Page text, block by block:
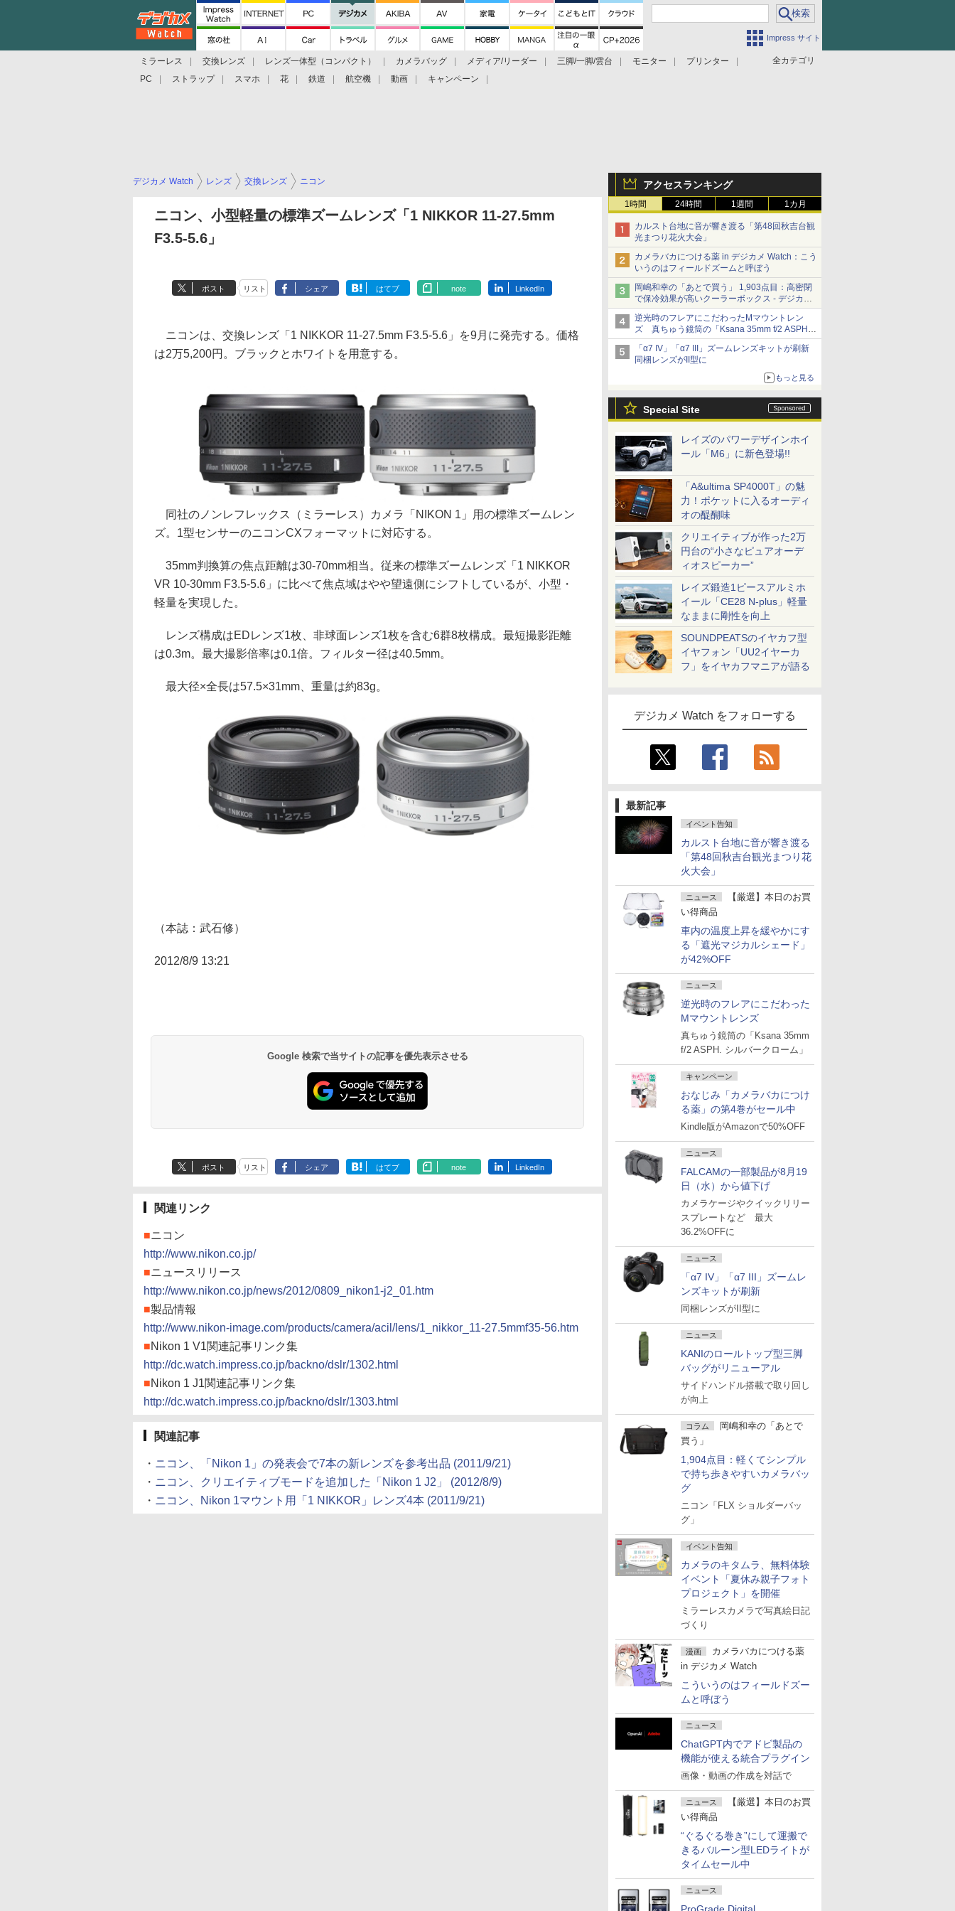
Impress サイト
全カテゴリ
ミラーレス 交換レンズ レンズ一体型（コンパクト） カメラバッグ メディア/リーダー 三脚/一脚/雲台 モニター
プリンター
PC
ストラップ スマホ 花 鉄道 航空機 動画 キャンペーン
アクセスランキング
1時間 24時間 1週間 1カ月
カルスト台地に音が響き渡る「第48回秋吉台観
光まつり花火大会」
カメラバカにつける薬 in デジカメ Watch：こう
いうのはフィールドズームと呼ぼう
岡嶋和幸の「あとで買う」 1,903点目：高密閉
で保冷効果が高いクーラーボックス - デジカメ
Watch
逆光時のフレアにこだわったMマウントレン
ズ 真ちゅう鏡筒の「Ksana 35mm f/2 ASPH.
シルバークローム」
「α7 IV」「α7 III」ズームレンズキットが刷新
同梱レンズがII型に
もっと見る
Special Site
レイズのパワーデザインホイ
ール「M6」に新色登場!!
「A&ultima SP4000T」の魅
力！ポケットに入るオーディ
オの醍醐味
クリエイティブが作った2万
円台の“小さなピュアオーデ
ィオスピーカー”
レイズ鍛造1ピースアルミホ
イール「CE28 N-plus」軽量
なままに剛性を向上
SOUNDPEATSのイヤカフ型
イヤフォン「UU2イヤーカ
フ」をイヤカフマニアが語る
デジカメ Watch をフォローする
最新記事
イベント告知
カルスト台地に音が響き渡る
「第48回秋吉台観光まつり花
火大会」
ニュース
【厳選】本日のお買
い得商品
車内の温度上昇を緩やかにす
る「遮光マジカルシェード」
が42%OFF
ニュース
逆光時のフレアにこだわった
Mマウントレンズ
真ちゅう鏡筒の「Ksana 35mm
f/2 ASPH. シルバークローム」
キャンペーン
おなじみ「カメラバカにつけ
る薬」の第4巻がセール中
Kindle版がAmazonで50%OFF
ニュース
FALCAMの一部製品が8月19
日（水）から値下げ
カメラケージやクイックリリー
スプレートなど 最大
36.2%OFFに
ニュース
「α7 IV」「α7 III」ズームレ
ンズキットが刷新
同梱レンズがII型に
ニュース
KANIのロールトップ型三脚
バッグがリニューアル
サイドハンドル搭載で取り回し
が向上
コラム
岡嶋和幸の「あとで
買う」
1,904点目：軽くてシンプル
で持ち歩きやすいカメラバッ
グ
ニコン「FLX ショルダーバッ
グ」
イベント告知
カメラのキタムラ、無料体験
イベント「夏休み親子フォト
プロジェクト」を開催
ミラーレスカメラで写真絵日記
づくり
漫画
カメラバカにつける薬
in デジカメ Watch
こういうのはフィールドズー
ムと呼ぼう
ニュース
ChatGPT内でアドビ製品の
機能が使える統合プラグイン
画像・動画の作成を対話で
ニュース
【厳選】本日のお買
い得商品
“ぐるぐる巻き”にして運搬で
きるバルーン型LEDライトが
タイムセール中
ニュース
デジカメ Watch レンズ 交換レンズ ニコン
ニコン、小型軽量の標準ズームレンズ「1 NIKKOR 11-27.5mm
F3.5-5.6」
ポスト リスト シェア はてブ note LinkedIn
ニコンは、交換レンズ「1 NIKKOR 11-27.5mm F3.5-5.6」を9月に発売する。価格
は2万5,200円。ブラックとホワイトを用意する。
同社のノンレフレックス（ミラーレス）カメラ「NIKON 1」用の標準ズームレン
ズ。1型センサーのニコンCXフォーマットに対応する。
35mm判換算の焦点距離は30-70mm相当。従来の標準ズームレンズ「1 NIKKOR
VR 10-30mm F3.5-5.6」に比べて焦点域はやや望遠側にシフトしているが、小型・
軽量を実現した。
レンズ構成はEDレンズ1枚、非球面レンズ1枚を含む6群8枚構成。最短撮影距離
は0.3m。最大撮影倍率は0.1倍。フィルター径は40.5mm。
最大径×全長は57.5×31mm、重量は約83g。
（本誌：武石修）
2012/8/9 13:21
Google 検索で当サイトの記事を優先表示させる
ポスト リスト シェア はてブ note LinkedIn
関連リンク
■ニコン
http://www.nikon.co.jp/
■ニュースリリース
http://www.nikon.co.jp/news/2012/0809_nikon1-j2_01.htm
■製品情報
http://www.nikon-image.com/products/camera/acil/lens/1_nikkor_11-27.5mmf35-56.htm
■Nikon 1 V1関連記事リンク集
http://dc.watch.impress.co.jp/backno/dslr/1302.html
■Nikon 1 J1関連記事リンク集
http://dc.watch.impress.co.jp/backno/dslr/1303.html
関連記事
・ ニコン、「Nikon 1」の発表会で7本の新レンズを参考出品 (2011/9/21)
・ ニコン、クリエイティブモードを追加した「Nikon 1 J2」 (2012/8/9)
・ ニコン、Nikon 1マウント用「1 NIKKOR」レンズ4本 (2011/9/21)